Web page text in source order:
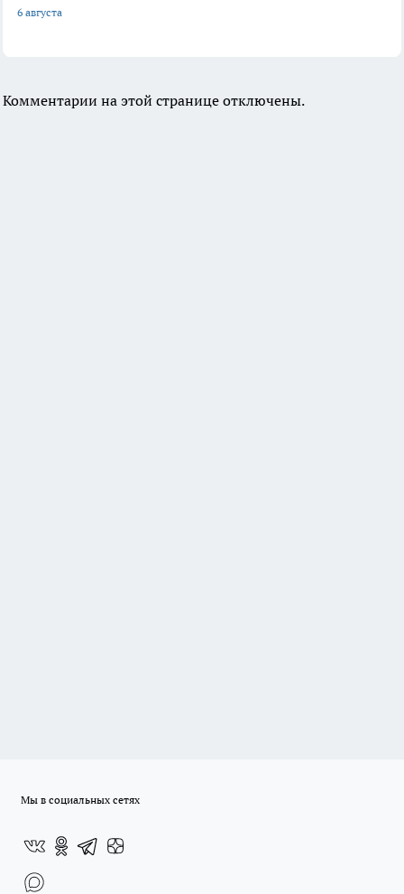
6 августа
Комментарии на этой странице отключены.
Мы в социальных сетях